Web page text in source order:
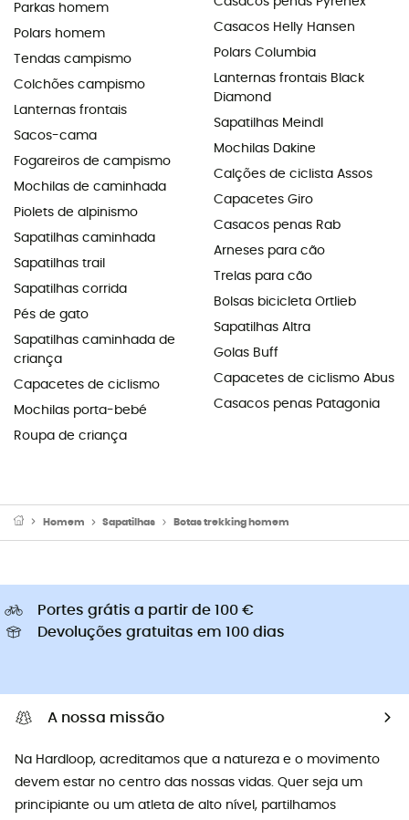
Parkas homem
Polars homem
Tendas campismo
Colchões campismo
Lanternas frontais
Sacos-cama
Fogareiros de campismo
Mochilas de caminhada
Piolets de alpinismo
Sapatilhas caminhada
Sapatilhas trail
Sapatilhas corrida
Pés de gato
Sapatilhas caminhada de
criança
Capacetes de ciclismo
Mochilas porta-bebé
Roupa de criança
Casacos Helly Hansen
Polars Columbia
Lanternas frontais Black
Diamond
Sapatilhas Meindl
Mochilas Dakine
Calções de ciclista Assos
Capacetes Giro
Casacos penas Rab
Arneses para cão
Trelas para cão
Bolsas bicicleta Ortlieb
Sapatilhas Altra
Golas Buff
Capacetes de ciclismo Abus
Casacos penas Patagonia
Homem Sapatilhas Botas trekking homem
Portes grátis a partir de 100 €
Devoluções gratuitas em 100 dias
A nossa missão
Na Hardloop, acreditamos que a natureza e o movimento
devem estar no centro das nossas vidas. Quer seja um
principiante ou um atleta de alto nível, partilhamos